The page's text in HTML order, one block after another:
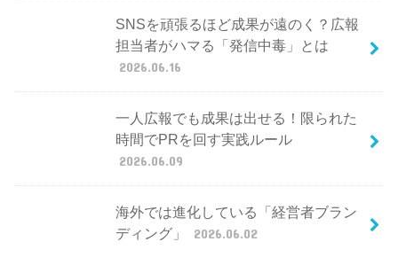
SNSを頑張るほど成果が遠のく？広報
担当者がハマる「発信中毒」とは
2026.06.16
一人広報でも成果は出せる！限られた
時間でPRを回す実践ルール
2026.06.09
海外では進化している「経営者ブラン
ディング」
2026.06.02